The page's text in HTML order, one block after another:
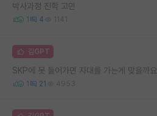
박사과정 진학 고민
1 4 1141
김GPT
SKP에 못 들어가면 자대를 가는게 맞을까요
1 21 4953